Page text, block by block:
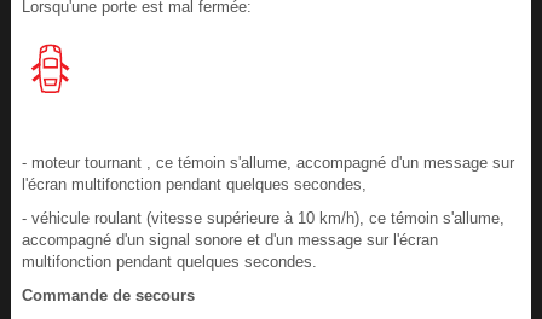
Lorsqu'une porte est mal fermée:
- moteur tournant , ce témoin s'allume, accompagné d'un message sur
l'écran multifonction pendant quelques secondes,
- véhicule roulant (vitesse supérieure à 10 km/h), ce témoin s'allume,
accompagné d'un signal sonore et d'un message sur l'écran
multifonction pendant quelques secondes.
Commande de secours